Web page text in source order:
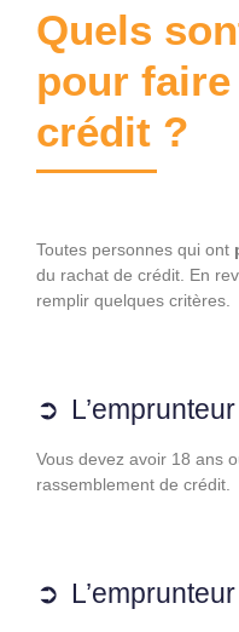
Quels
pour
crédit ?
Toutes personnes qui ont
du rachat de crédit. En
remplir quelques critères.
Vous devez avoir 18 ans
rassemblement de crédit.